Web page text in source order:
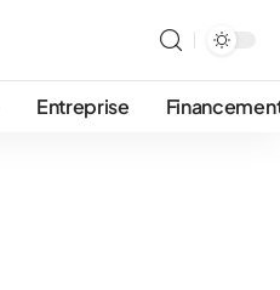
Entreprise